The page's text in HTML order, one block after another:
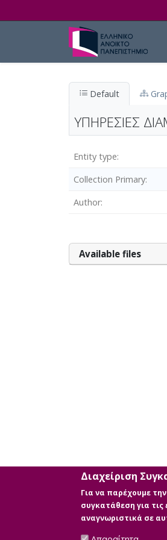
Default
ΥΠΗΡΕΣIEΣ
Entity type
Collection Primary
Author
Αvailable files
Διαχείριση
Για να παρέχουμε
συγκατάθεση για
αναγνωριστικά σε